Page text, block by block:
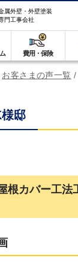
属外壁・外壁塗装
門工事会社
費用・保険
お客さまの声一覧 /
邸
根カバー工法